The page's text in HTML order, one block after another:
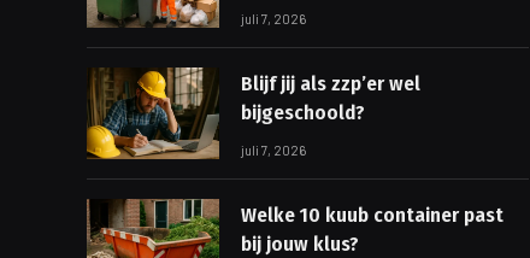
juli 7, 2026
Blijf jij als zzp’er wel
bijgeschoold?
juli 7, 2026
Welke 10 kuub container past
bij jouw klus?